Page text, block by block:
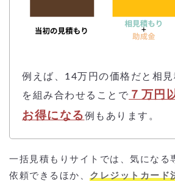
例えば、14万円の価格だと相
を組み合わせることで ７万円
お得になる例もあります。
一括見積もりサイトでは、気になる
依頼できるほか、 クレジットカード